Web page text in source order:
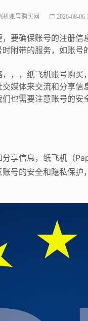
机账号购买网 2026-08-06
要确保账号的注册
附带的服务，如账
，，纸飞机账号购
媒体来交流和分享
也需要注意账号的
享信息，纸飞机（
号的安全和隐私保